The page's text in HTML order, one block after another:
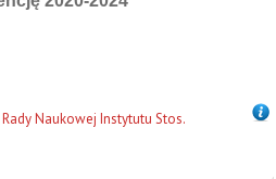
Naukowej Instytutu Stos.